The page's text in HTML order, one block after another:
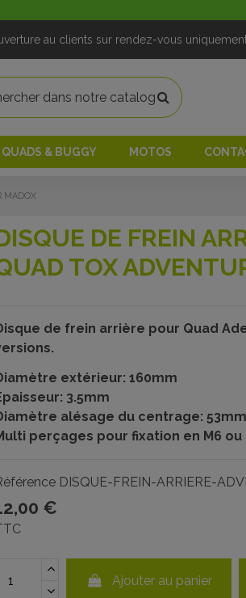
au clients sur rendez-vous
QUADS & BUGGY MOTOS
MADOX
DE FREIN
TOX
de frein arrière pour Quad
extérieur: 160mm
3.5mm
alésage du centrage: 53mm
perçages pour fixation en M6 ou
DISQUE-FREIN-ARRIERE-
€
Ajouter au panier